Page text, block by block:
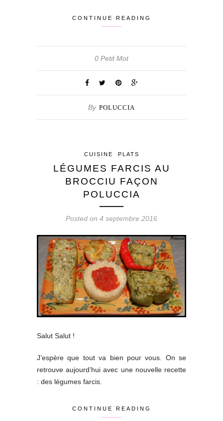
CONTINUE READING
0 Petit Mot
By POLUCCIA
CUISINE PLATS
LÉGUMES FARCIS AU
BROCCIU FAÇON
POLUCCIA
Posted on 4 septembre 2016
Salut Salut !
J’espère que tout va bien pour vous. On se
retrouve aujourd’hui avec une nouvelle recette
: des légumes farcis.
CONTINUE READING